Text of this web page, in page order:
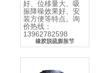
好、位移量大、吸
振降噪效果好、安
装方便等特点。询
价热线：
13962782598
橡胶脱硫膨胀节